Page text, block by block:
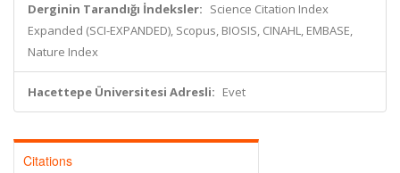
Derginin Tarandığı İndeksler: Science Citation Index
Expanded (SCI-EXPANDED), Scopus, BIOSIS, CINAHL, EMBASE,
Nature Index
Hacettepe Üniversitesi Adresli: Evet
Citations